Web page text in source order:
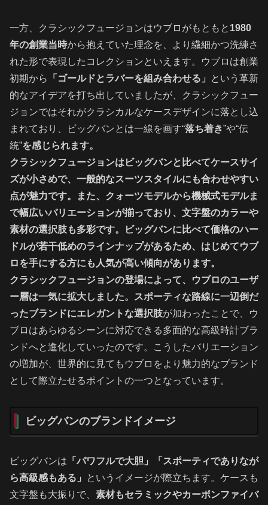
一方、クラシックフュージョンはウブロがもともと 1980
年の創業当時から抱えていた理念を、より繊細かつ洗練さ
れた形で表現したコレクションといえます。ウブロは創業
初期から
「ゴールドとラバーを組み合わせる」
という革新
的なアイデアを打ち出していましたが、クラシックフュー
ジョンではそれがクラシカルなケースデザインに落とし込
まれており、ビッグバンとは一線を画す“落ち着き”や“伝
統”を感じられます。
クラシックフュージョンはビッグバンと比べてケースサイ
ズが小さめで、一般的なスーツスタイルにも合わせやすい
点が魅力です。また、クォーツモデルから機械式モデルま
で幅広いバリエーションが揃っており、文字盤のカラーや
素材の選択肢も多彩です。ビッグバンに比べて価格のハー
ドルが若干低めのラインナップがあるため、はじめてウブ
ロを手にする方にも人気が高い傾向があります。
クラシックフュージョンの登場によって、ウブロのユーザ
ー層は一気に拡大しました。スポーティな路線に一辺倒だ
ったブランドにエレガントな選択肢が加わったことで、ウ
ブロはあらゆるシーンに対応できる多面的な高級時計ブラ
ンドへと進化していったのです。こうしたバリエーション
の増加が、世界的に見てもウブロをより魅力的なブランド
として際立たせるポイントの一つとなっています。
ビッグバンのブランドイメージ
ビッグバンは 「パワフルで大胆」「スポーティでありなが
ら高級感もある」
というイメージが際立ちます。ケースも
文字盤も大振りで、 素材もセラミックやカーボンファイバ